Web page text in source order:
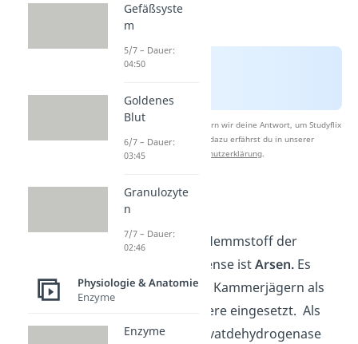
Nach Beantwortung speichern wir deine Antwort, um Studyflix
zu verbessern. Mehr dazu erfährst du in unserer
Datenschutzerklärung.
Hemmstoffe
Ein bedeutender Hemmstoff der
Pyruvatdehydrogense istArsen. Es
wurde früher von Kammerjägern als
Gift gegen Nagetiere eingesetzt. Als
Inhibitor der Pyruvatdehydrogenase
Gefäßsyste
m
5/7 – Dauer:
04:50
Goldenes
Blut
6/7 – Dauer:
03:45
Granulozyte
n
7/7 – Dauer:
02:46
Physiologie & Anatomie
Enzyme
Enzyme